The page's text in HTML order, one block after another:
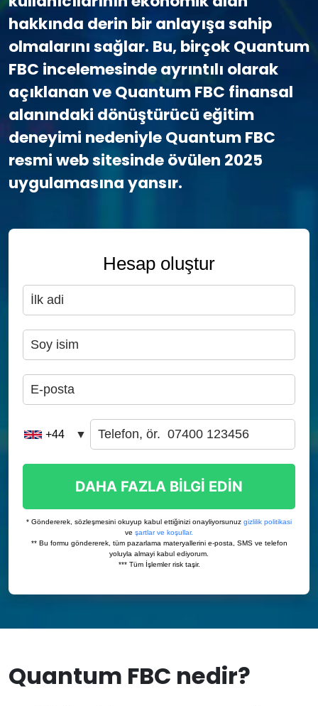
hakkında derin bir anlayışa sahip
olmalarını sağlar. Bu, birçok Quantum
FBC incelemesinde ayrıntılı olarak
açıklanan ve Quantum FBC finansal
alanındaki dönüştürücü eğitim
deneyimi nedeniyle Quantum FBC
resmi web sitesinde övülen 2025
uygulamasına yansır.
Quantum FBC nedir?